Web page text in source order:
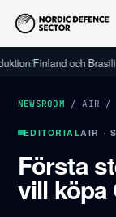
/Finland och Brasilien
NEWSROOM / AIR /
EDITORIALAIR ·
Första
vill köpa